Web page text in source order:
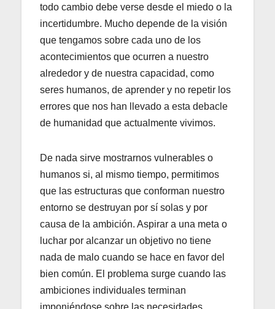
todo cambio debe verse desde el miedo o la
incertidumbre. Mucho depende de la visión
que tengamos sobre cada uno de los
acontecimientos que ocurren a nuestro
alrededor y de nuestra capacidad, como
seres humanos, de aprender y no repetir los
errores que nos han llevado a esta debacle
de humanidad que actualmente vivimos.
De nada sirve mostrarnos vulnerables o
humanos si, al mismo tiempo, permitimos
que las estructuras que conforman nuestro
entorno se destruyan por sí solas y por
causa de la ambición. Aspirar a una meta o
luchar por alcanzar un objetivo no tiene
nada de malo cuando se hace en favor del
bien común. El problema surge cuando las
ambiciones individuales terminan
imponiéndose sobre las necesidades